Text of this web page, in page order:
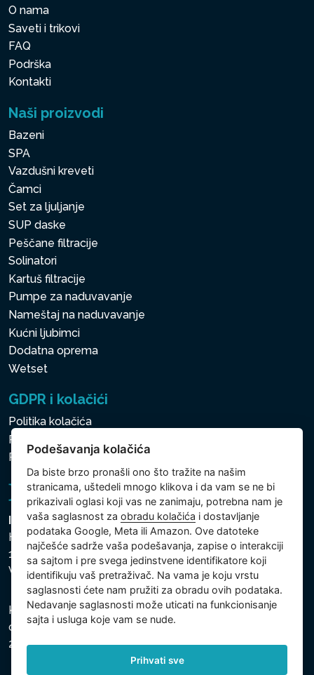
O nama
Saveti i trikovi
FAQ
Podrška
Kontakti
Naši proizvodi
Bazeni
SPA
Vazdušni kreveti
Čamci
Set za ljuljanje
SUP daske
Peščane filtracije
Solinatori
Kartuš filtracije
Pumpe za naduvavanje
Nameštaj na naduvavanje
Kućni ljubimci
Dodatna oprema
Wetset
GDPR i kolačići
Politika kolačića
Politika zaštite ličnih i drugih obrađivanih podataka
Politika kolačića
Intex Trading, s.r.o.
Hradecká 2526/3
130 00 Praha 3
Vinohrady - Česká republika
Kompanija je registrovana u Opštinskom sudu u Pragu,
odeljak C, uložak 74759, Identifikacioni broj kompanije:
26150808, Poreski identifikacioni broj: CZ26150808.
Podešavanja kolačića
Da biste brzo pronašli ono što tražite na našim
stranicama, uštedeli mnogo klikova i da vam se ne bi
prikazivali oglasi koji vas ne zanimaju, potrebna nam je
vaša saglasnost zaobradu kolačića i dostavljanje
podataka Google, Meta ili Amazon. Ove datoteke
najčešće sadrže vaša podešavanja, zapise o interakciji
sa sajtom i pre svega jedinstvene identifikatore koji
identifikuju vaš pretraživač. Na vama je koju vrstu
saglasnosti ćete nam pružiti za obradu ovih podataka.
Nedavanje saglasnosti može uticati na funkcionisanje
sajta i usluga koje vam se nude.
Prihvati sve